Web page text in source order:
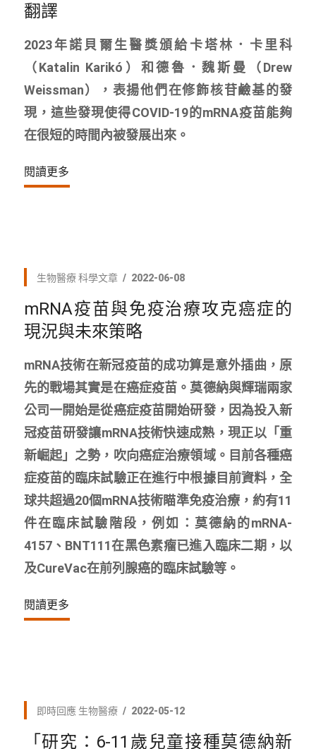
翻譯
2023年諾貝爾生醫獎頒給卡塔林．卡里科
（Katalin Karikó）和德魯．魏斯曼（Drew
Weissman），表揚他們在修飾核苷鹼基的發
現，這些發現使得COVID-19的mRNA疫苗能夠
在很短的時間內被發展出來。
閱讀更多
生物醫療 科學文章 2022-06-08
mRNA疫苗與免疫治療攻克癌症的
現況與未來策略
mRNA技術在新冠疫苗的成功算是意外插曲，原
先的戰場其實是在癌症疫苗。莫德納與輝瑞兩家
公司一開始是從癌症疫苗開始研發，因為投入新
冠疫苗研發讓mRNA技術快速成熟，現正以「重
新崛起」之勢，吹向癌症治療領域。目前各種癌
症疫苗的臨床試驗正在進行中根據目前資料，全
球共超過20個mRNA技術瞄準免疫治療，約有11
件在臨床試驗階段，例如：莫德納的mRNA-
4157、BNT111在黑色素瘤已進入臨床二期，以
及CureVac在前列腺癌的臨床試驗等。
閱讀更多
即時回應 生物醫療 2022-05-12
「研究：6-11歲兒童接種莫德納新